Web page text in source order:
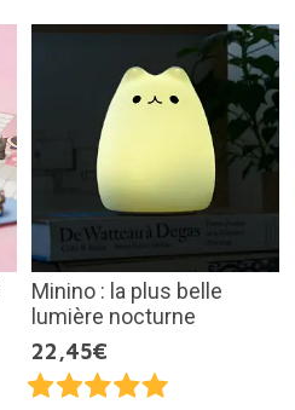
Minino : la plus belle
lumière nocturne
22,45€